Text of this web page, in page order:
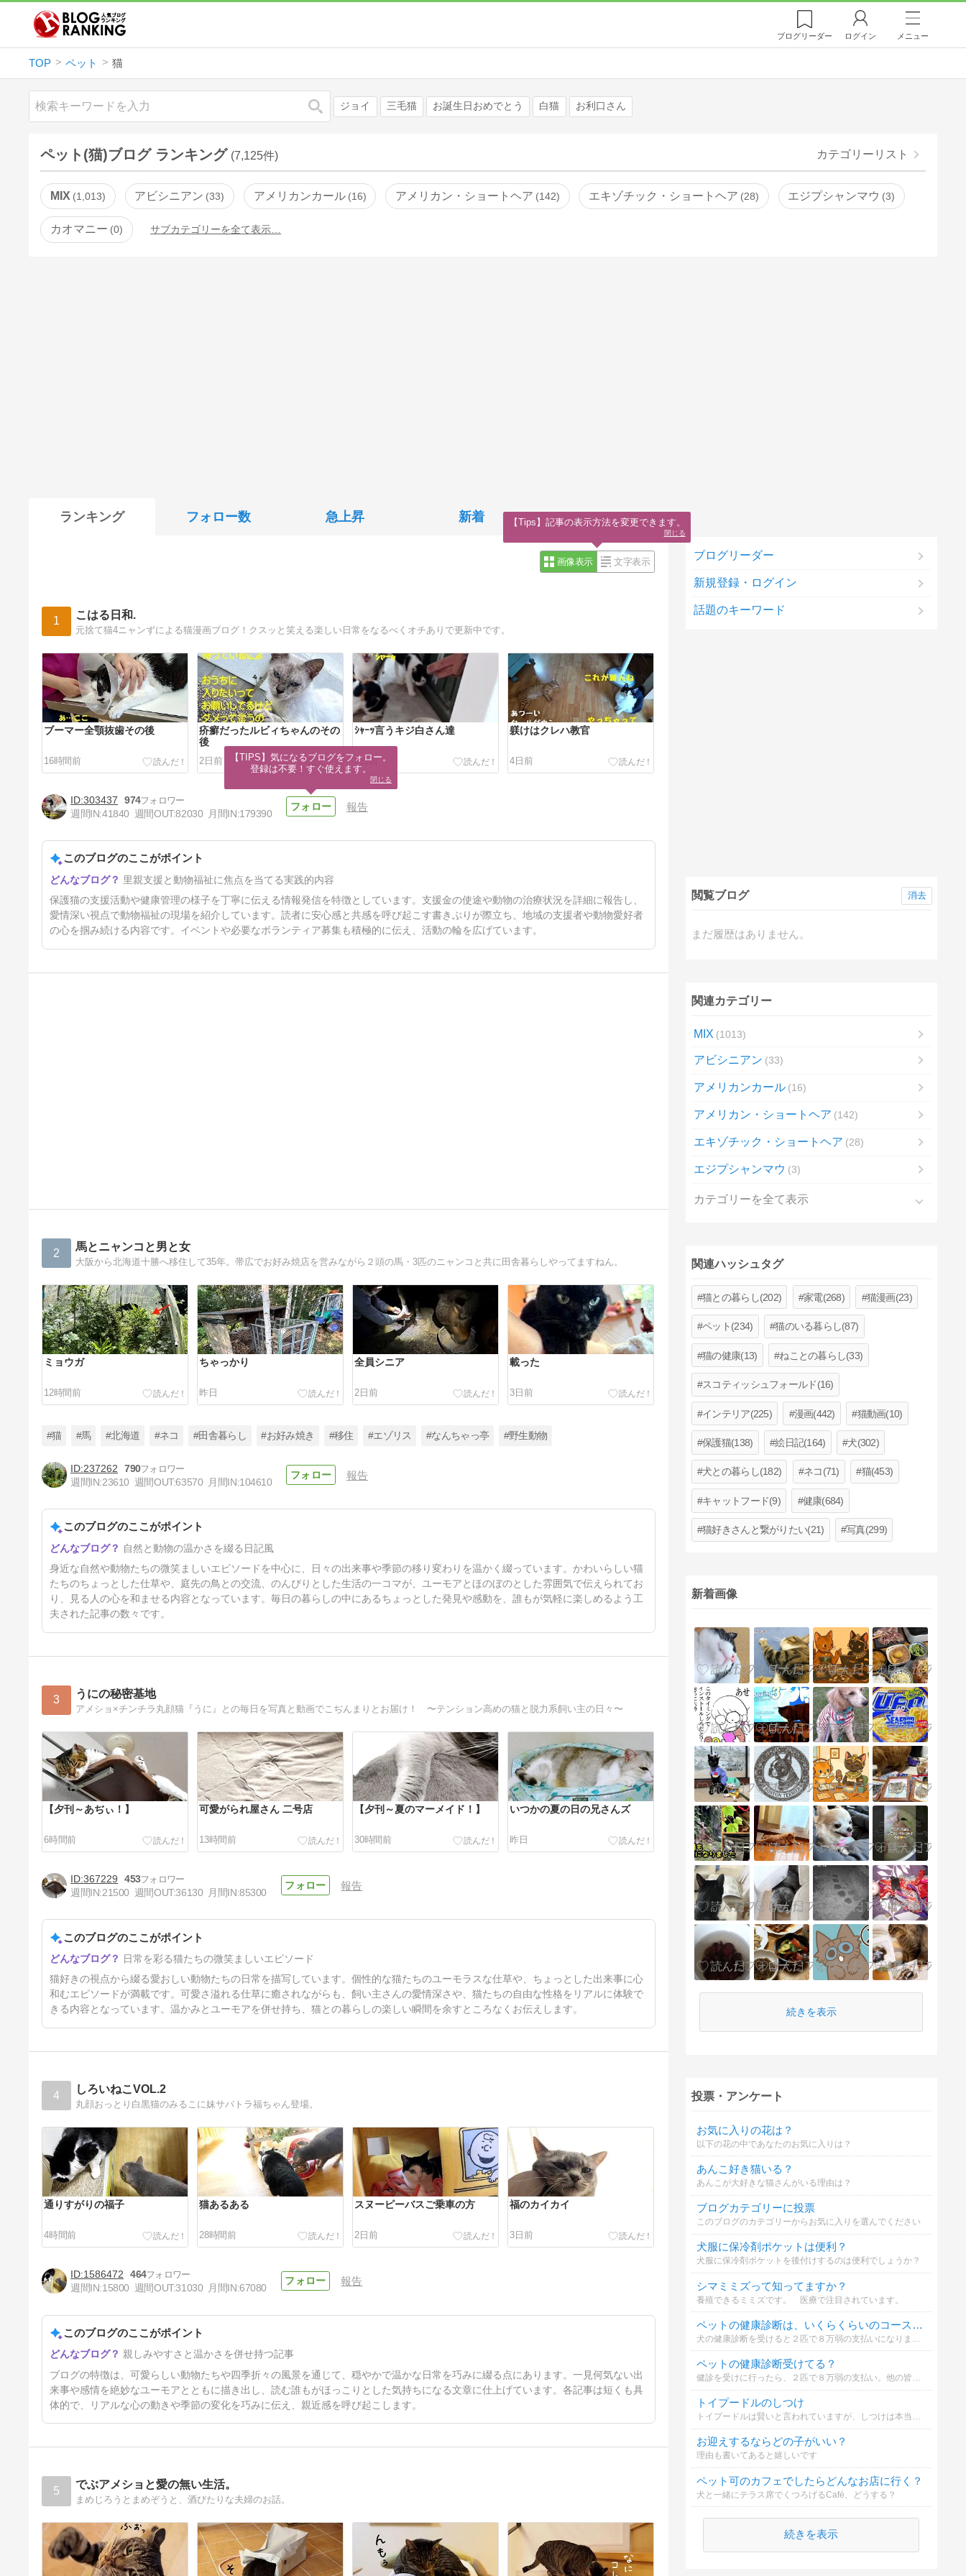
ブログリーダー ログイン メニュー
TOP ペット 猫
検索 ジョイ 三毛猫 お誕生日おめでとう 白猫 お利口さん
ペット(猫)ブログ ランキング (7,125件) カテゴリーリスト
MIX 1,013 アビシニアン 33 アメリカンカール 16 アメリカン・ショートヘア 142 エキゾチック・ショートヘア 28 エジプシャンマウ 3
カオマニー 0 サブカテゴリーを全て表示…
ランキング フォロー数 急上昇 新着
画像表示 文字表示
1 こはる日和.
元捨て猫4ニャンずによる猫漫画ブログ！クスッと笑える楽しい日常をなるべくオチありで更新中です。
ブーマー全顎抜歯その後
16時間前
疥癬だったルビィちゃんのその
後
2日前
ｼｬｰｯ言うキジ白さん達
3日前
躾けはクレハ教官
4日前
あめりちゃん正式譲渡へ
5日前
303437
974
週間IN:41840 週間OUT:82030 月間IN:179390
報告
このブログのここがポイント
里親支援と動物福祉に焦点を当てる実践的内容
保護猫の支援活動や健康管理の様子を丁寧に伝える情報発信を特徴としています。支援金の使途や動物の治療状況を詳細に報告し、
愛情深い視点で動物福祉の現場を紹介しています。読者に安心感と共感を呼び起こす書きぶりが際立ち、地域の支援者や動物愛好者
の心を掴み続ける内容です。イベントや必要なボランティア募集も積極的に伝え、活動の輪を広げています。
2 馬とニャンコと男と女
大阪から北海道十勝へ移住して35年。帯広でお好み焼店を営みながら２頭の馬・3匹のニャンコと共に田舎暮らしやってますねん。
ミョウガ
12時間前
ちゃっかり
昨日
全員シニア
2日前
載った
3日前
4日前
#猫 #馬 #北海道 #ネコ #田舎暮らし #お好み焼き #移住 #エゾリス #なんちゃっ亭 #野生動物
237262
790
週間IN:23610 週間OUT:63570 月間IN:104610
報告
このブログのここがポイント
自然と動物の温かさを綴る日記風
身近な自然や動物たちの微笑ましいエピソードを中心に、日々の出来事や季節の移り変わりを温かく綴っています。かわいらしい猫
たちのちょっとした仕草や、庭先の鳥との交流、のんびりとした生活の一コマが、ユーモアとほのぼのとした雰囲気で伝えられてお
り、見る人の心を和ませる内容となっています。毎日の暮らしの中にあるちょっとした発見や感動を、誰もが気軽に楽しめるよう工
夫された記事の数々です。
3 うにの秘密基地
アメショ×チンチラ丸顔猫『うに』との毎日を写真と動画でこぢんまりとお届け！ 〜テンション高めの猫と脱力系飼い主の日々〜
【夕刊～あぢぃ！】
6時間前
可愛がられ屋さん 二号店
13時間前
【夕刊～夏のマーメイド！】
30時間前
いつかの夏の日の兄さんズ
昨日
【夕刊～三日坊主以下だよ！】
2日前
367229
453
週間IN:21500 週間OUT:36130 月間IN:85300
報告
このブログのここがポイント
日常を彩る猫たちの微笑ましいエピソード
猫好きの視点から綴る愛おしい動物たちの日常を描写しています。個性的な猫たちのユーモラスな仕草や、ちょっとした出来事に心
和むエピソードが満載です。可愛さ溢れる仕草に癒されながらも、飼い主さんの愛情深さや、猫たちの自由な性格をリアルに体験で
きる内容となっています。温かみとユーモアを併せ持ち、猫との暮らしの楽しい瞬間を余すところなくお伝えします。
4 しろいねこVOL.2
丸顔おっとり白黒猫のみるこに妹サバトラ福ちゃん登場。
通りすがりの福子
4時間前
猫あるある
28時間前
スヌーピーバスご乗車の方
2日前
福のカイカイ
3日前
真似っ子発揮
4日前
1586472
464
週間IN:15800 週間OUT:31030 月間IN:67080
報告
このブログのここがポイント
親しみやすさと温かさを併せ持つ記事
ブログの特徴は、可愛らしい動物たちや四季折々の風景を通じて、穏やかで温かな日常を巧みに綴る点にあります。一見何気ない出
来事や感情を絶妙なユーモアとともに描き出し、読む誰もがほっこりとした気持ちになる文章に仕上げています。各記事は短くも具
体的で、リアルな心の動きや季節の変化を巧みに伝え、親近感を呼び起こします。
5 でぶアメショと愛の無い生活。
まめじろうとまめぞうと、酒びたりな夫婦のお話。
ブログリーダー
新規登録・ログイン
話題のキーワード
閲覧ブログ
まだ履歴はありません。
消去
関連カテゴリー
MIX 1013
アビシニアン 33
アメリカンカール 16
アメリカン・ショートヘア 142
エキゾチック・ショートヘア 28
エジプシャンマウ 3
カテゴリーを全て表示
関連ハッシュタグ
猫との暮らし(202) 家電(268) 猫漫画(23)
ペット(234) 猫のいる暮らし(87)
猫の健康(13) ねことの暮らし(33)
スコティッシュフォールド(16)
インテリア(225) 漫画(442) 猫動画(10)
保護猫(138) 絵日記(164) 犬(302)
犬との暮らし(182) ネコ(71) 猫(453)
キャットフード(9) 健康(684)
猫好きさんと繋がりたい(21) 写真(299)
新着画像
続きを表示
投票・アンケート
お気に入りの花は？
以下の花の中であなたのお気に入りは？
あんこ好き猫いる？
あんこが大好きな猫さんがいる理由は？
ブログカテゴリーに投票
このブログのカテゴリーからお気に入りを選んでください
犬服に保冷剤ポケットは便利？
犬服に保冷剤ポケットを後付けするのは便利でしょうか？
シマミミズって知ってますか？
養殖できるミミズです。 医療で注目されています。
ペットの健康診断は、いくらくらいのコースにしてますか？
ペットの健康診断受けてる？
健診を受けに行ったら、２匹で８万弱の支払い。他の皆様は健診、受けているのだろうか？いくらくらいかけているのだろうか？
トイプードルのしつけ
トイプードルは賢いと言われていますが、しつけは本当にしやすいでしょうか？
お迎えするならどの子がいい？
理由も書いてあると嬉しいです
ペット可のカフェでしたらどんなお店に行く？
犬と一緒にテラス席でくつろげるCafé、どうする？
続きを表示
【TIPS】気になるブログをフォロー。
登録は不要！すぐ使えます。
閉じる
【Tips】記事の表示方法を変更できます。
閉じる